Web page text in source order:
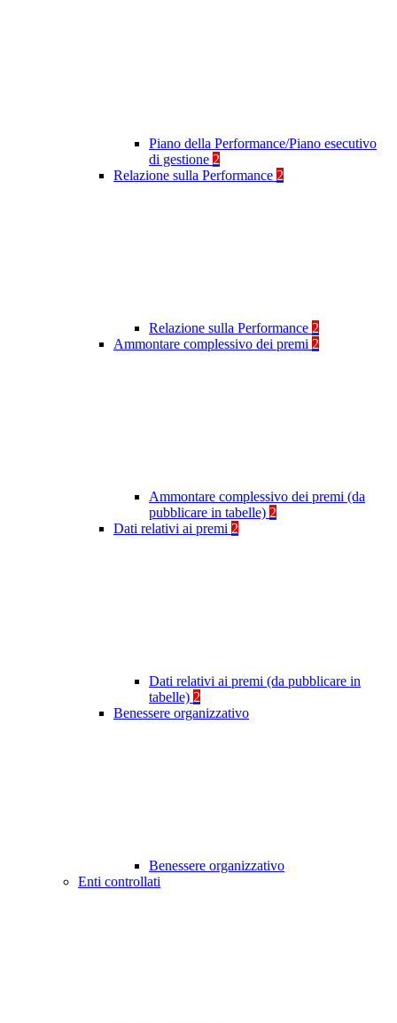
Piano della Performance/Piano esecutivo
di gestione 2
Relazione sulla Performance 2
Relazione sulla Performance 2
Ammontare complessivo dei premi 2
Ammontare complessivo dei premi (da
pubblicare in tabelle) 2
Dati relativi ai premi 2
Dati relativi ai premi (da pubblicare in
tabelle) 2
Benessere organizzativo
Benessere organizzativo
Enti controllati